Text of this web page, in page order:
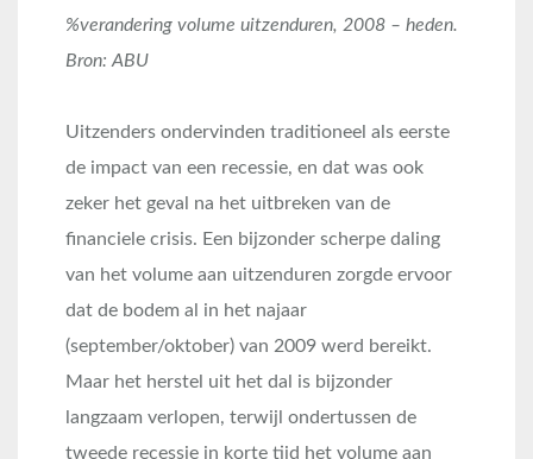
%verandering volume uitzenduren, 2008 – heden.
Bron: ABU
Uitzenders ondervinden traditioneel als eerste
de impact van een recessie, en dat was ook
zeker het geval na het uitbreken van de
financiele crisis. Een bijzonder scherpe daling
van het volume aan uitzenduren zorgde ervoor
dat de bodem al in het najaar
(september/oktober) van 2009 werd bereikt.
Maar het herstel uit het dal is bijzonder
langzaam verlopen, terwijl ondertussen de
tweede recessie in korte tijd het volume aan